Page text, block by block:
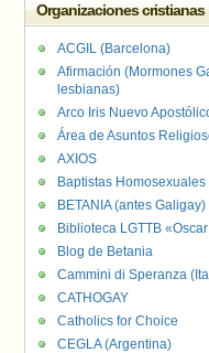
Organizaciones cristianas
ACGIL (Barcelona)
Afirmación (Mormones
lesbianas)
Arco Iris Nuevo
Área de Asuntos
AXIOS
Baptistas Homosexuales
BETANIA (antes Galigay)
Biblioteca LGTTB
Blog de Betania
Cammini di Speranza
CATHOGAY
Catholics for Choice
CEGLA (Argentina)